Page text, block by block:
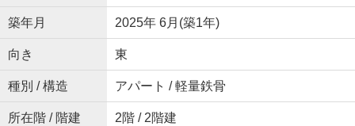
築年月 2025年 6月(築1年)
向き 東
種別 / 構造 アパート / 軽量鉄骨
所在階 / 階建 2階 / 2階建